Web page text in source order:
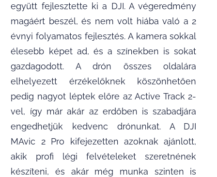
együtt fejlesztette ki a DJI. A végeredmény
magáért beszél, és nem volt hiába való a 2
évnyi folyamatos fejlesztés. A kamera sokkal
élesebb képet ad, és a színekben is sokat
gazdagodott. A drón összes oldalára
elhelyezett érzékelőknek köszönhetően
pedig nagyot léptek előre az Active Track 2-
vel, így már akár az erdőben is szabadjára
engedhetjük kedvenc drónunkat. A DJI
MAvic 2 Pro kifejezetten azoknak ajánlott,
akik profi légi felvételeket szeretnének
készíteni, és akár még munka szinten is